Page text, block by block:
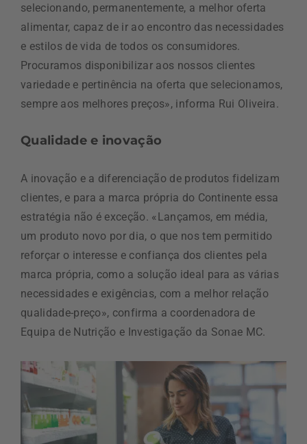
selecionando, permanentemente, a melhor oferta
alimentar, capaz de ir ao encontro das necessidades
e estilos de vida de todos os consumidores.
Procuramos disponibilizar aos nossos clientes
variedade e pertinência na oferta que selecionamos,
sempre aos melhores preços», informa Rui Oliveira.
Qualidade e inovação
A inovação e a diferenciação de produtos fidelizam
clientes, e para a marca própria do Continente essa
estratégia não é exceção. «Lançamos, em média,
um produto novo por dia, o que nos tem permitido
reforçar o interesse e confiança dos clientes pela
marca própria, como a solução ideal para as várias
necessidades e exigências, com a melhor relação
qualidade-preço», confirma a coordenadora de
Equipa de Nutrição e Investigação da Sonae MC.